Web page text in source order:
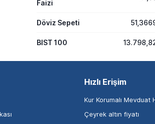
Faizi
Döviz Sepeti
BIST 100
Hızlı Erişim
Kur Korumalı Mevduat
Çeyrek altın fiyatı